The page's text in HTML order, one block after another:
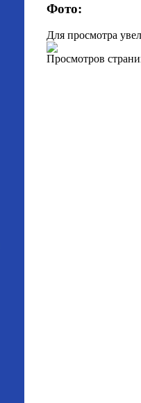
Фото:
Для просмотра
Просмотров